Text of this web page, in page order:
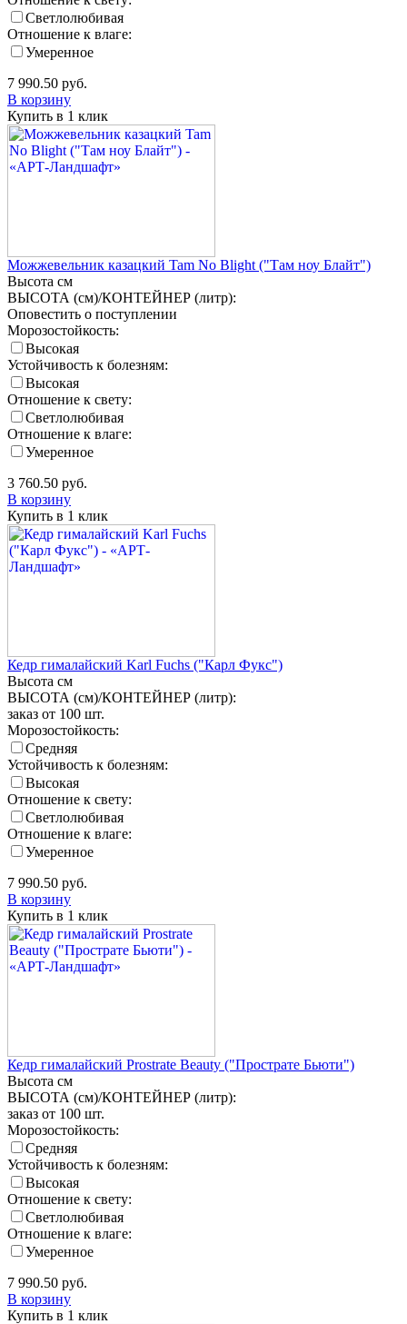
Светлолюбивая
Отношение к влаге:
Умеренное
7 990.50 руб.
В корзину
Купить в 1 клик
Можжевельник казацкий Tam No Blight ("Там ноу Блайт")
Высота см
ВЫСОТА (см)/КОНТЕЙНЕР (литр):
Оповестить о поступлении
Морозостойкость:
Высокая
Устойчивость к болезням:
Высокая
Отношение к свету:
Светлолюбивая
Отношение к влаге:
Умеренное
3 760.50 руб.
В корзину
Купить в 1 клик
Кедр гималайский Karl Fuchs ("Карл Фукс")
Высота см
ВЫСОТА (см)/КОНТЕЙНЕР (литр):
заказ от 100 шт.
Морозостойкость:
Средняя
Устойчивость к болезням:
Высокая
Отношение к свету:
Светлолюбивая
Отношение к влаге:
Умеренное
7 990.50 руб.
В корзину
Купить в 1 клик
Кедр гималайский Prostrate Beauty ("Прострате Бьюти")
Высота см
ВЫСОТА (см)/КОНТЕЙНЕР (литр):
заказ от 100 шт.
Морозостойкость:
Средняя
Устойчивость к болезням:
Высокая
Отношение к свету:
Светлолюбивая
Отношение к влаге:
Умеренное
7 990.50 руб.
В корзину
Купить в 1 клик